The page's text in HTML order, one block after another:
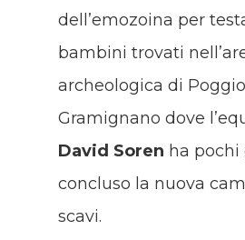
dell’emozoina per
bambini trovati
archeologica di Poggio
Gramignano dove
David Soren ha pochi
concluso la nuova
scavi.